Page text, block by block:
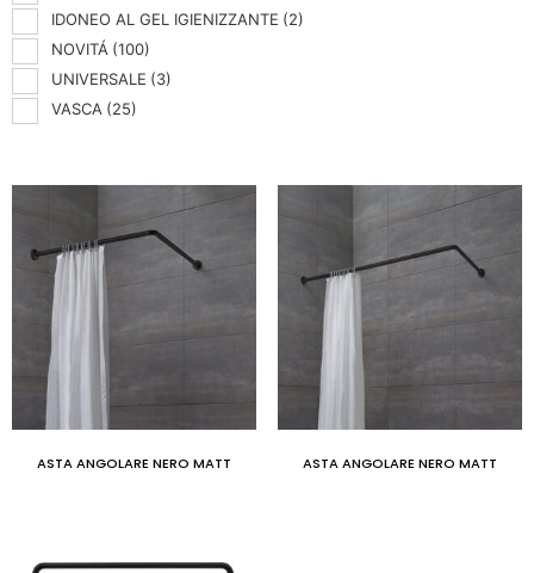
IDONEO AL GEL IGIENIZZANTE (2)
NOVITÁ (100)
UNIVERSALE (3)
VASCA (25)
ASTA ANGOLARE NERO MATT ASTA ANGOLARE NERO MATT